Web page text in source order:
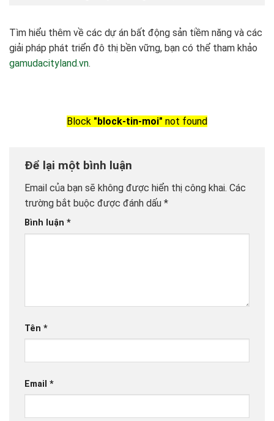
Tìm hiểu thêm về các dự án bất động sản tiềm năng và các
giải pháp phát triển đô thị bền vững, bạn có thể tham khảo
gamudacityland.vn.
Block "block-tin-moi" not found
Để lại một bình luận
Email của bạn sẽ không được hiển thị công khai. Các
trường bắt buộc được đánh dấu *
Bình luận *
Tên *
Email *